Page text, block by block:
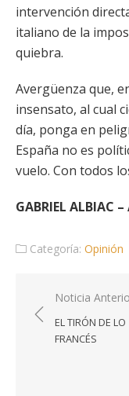
intervención
italiano de la
quiebra.
Avergüenza que,
insensato, al cual
día, ponga en
España no es
vuelo. Con todos
GABRIEL ALBIAC
Categoría: Opinión
de
entradas
Noticia
EL TIRÓN DE LO
FRANCÉS